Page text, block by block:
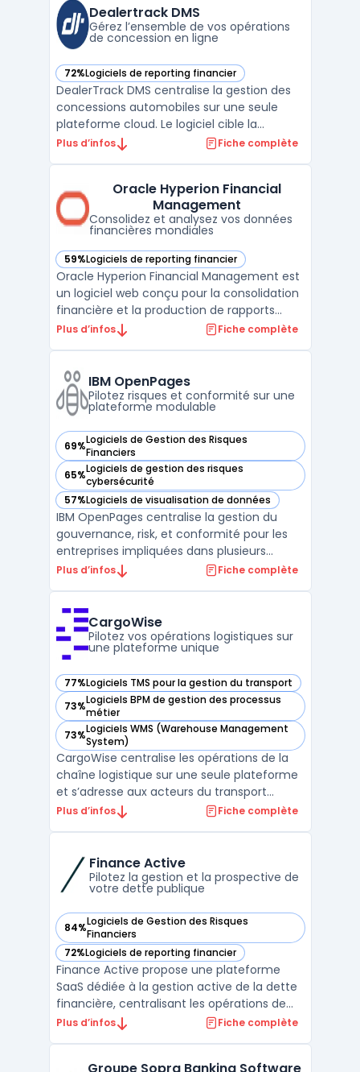
s'adresse à des processus comme
l’automatisation des facture ...
Dealertrack DMS
Gérez l’ensemble de vos opérations
de concession en ligne
72%Logiciels de reporting financier
— voir Dealertrack DMS dans cette catégorie
DealerTrack DMS centralise la gestion des
concessions automobiles sur une seule
plateforme cloud. Le logiciel cible la
multiplication des outils métiers et la
permet aux équipes d’accéder à l’ensemble
des données opérat ...
Plus d’infos Fiche complète
Oracle Hyperion Financial
Management
Consolidez et analysez vos données
financières mondiales
59%Logiciels de reporting financier
— voir Oracle Hyperion Financial Management dans cette
Oracle Hyperion Financial Management est
un logiciel web conçu pour la consolidation
financière et la production de rapports
réglementaires à l’échelle mondiale. Il
clôture et la centralisation des données
provenant de multip ...
Plus d’infos Fiche complète
IBM OpenPages
Pilotez risques et conformité sur une
plateforme modulable
69%Logiciels de Gestion des Risques
Financiers
— voir IBM OpenPages dans cette catégorie
65%Logiciels de gestion des risques
cybersécurité
— voir IBM OpenPages dans cette catégorie
57%Logiciels de visualisation de données
— voir IBM OpenPages dans cette catégorie
IBM OpenPages centralise la gestion du
gouvernance, risk, et conformité pour les
entreprises impliquées dans plusieurs
périmètres réglementaires et métiers. La
la conformité réglementaire aux audits, en
pass ...
Plus d’infos Fiche complète
CargoWise
Pilotez vos opérations logistiques sur
une plateforme unique
77%Logiciels TMS pour la gestion du transport
— voir CargoWise dans cette catégorie
73%Logiciels BPM de gestion des processus
métier
— voir CargoWise dans cette catégorie
73%Logiciels WMS (Warehouse Management
System)
— voir CargoWise dans cette catégorie
CargoWise centralise les opérations de la
chaîne logistique sur une seule plateforme
et s’adresse aux acteurs du transport
international. Dans un contexte où la
exigent une coordination, CargoWise relie
les différents do ...
Plus d’infos Fiche complète
Finance Active
Pilotez la gestion et la prospective de
votre dette publique
84%Logiciels de Gestion des Risques
Financiers
— voir Finance Active dans cette catégorie
72%Logiciels de reporting financier
— voir Finance Active dans cette catégorie
Finance Active propose une plateforme
SaaS dédiée à la gestion active de la dette
financière, centralisant les opérations de
suivi, d’analyse et de valorisation pour les
Plus d’infos Fiche complète